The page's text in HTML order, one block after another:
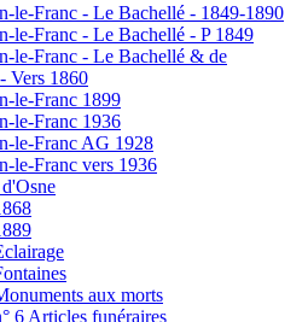
le-Franc - Le Bachellé - 1849-1890
le-Franc - Le Bachellé - P 1849
le-Franc - Le Bachellé & de
Vers 1860
le-Franc 1899
le-Franc 1936
le-Franc AG 1928
le-Franc vers 1936
aux morts
6 Articles funéraires